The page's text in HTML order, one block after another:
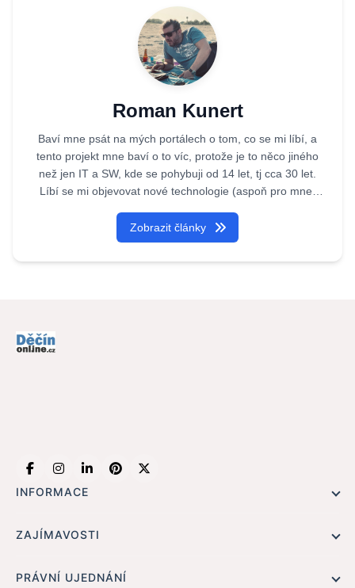
Roman Kunert
Baví mne psát na mých portálech o tom, co se mi líbí, a
tento projekt mne baví o to víc, protože je to něco jiného
než jen IT a SW, kde se pohybuji od 14 let, tj cca 30 let.
Líbí se mi objevovat nové technologie (aspoň pro mne,
Zároveň tím podporuji firmy, které díky tomuto portálu a
dalším, se kterými je propojen (pokud vyjde článek zde, je
Zobrazit články
INFORMACE
Kontakt
ZAJÍMAVOSTI
PRÁVNÍ UJEDNÁNÍ